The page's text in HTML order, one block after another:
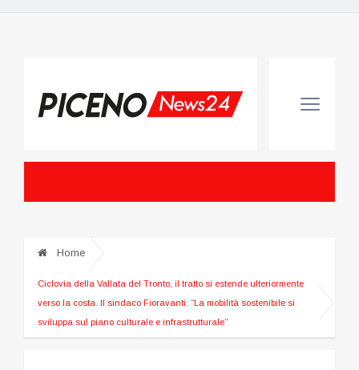
Home
Ciclovia della Vallata del Tronto, il tratto si estende ulteriormente
verso la costa. Il sindaco Fioravanti: “La mobilità sostenibile si
sviluppa sul piano culturale e infrastrutturale”